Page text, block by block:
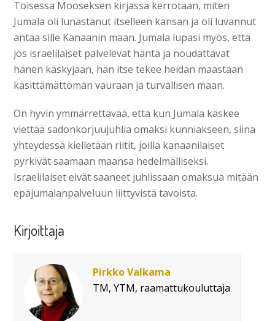
Toisessa Mooseksen kirjassa kerrotaan, miten
Jumala oli lunastanut itselleen kansan ja oli luvannut
antaa sille Kanaanin maan. Jumala lupasi myös, että
jos israelilaiset palvelevat häntä ja noudattavat
hänen käskyjään, hän itse tekee heidän maastaan
käsittämättömän vauraan ja turvallisen maan.
On hyvin ymmärrettävää, että kun Jumala käskee
viettää sadonkorjuujuhlia omaksi kunniakseen, siinä
yhteydessä kielletään riitit, joilla kanaanilaiset
pyrkivät saamaan maansa hedelmälliseksi.
Israelilaiset eivät saaneet juhlissaan omaksua mitään
epäjumalanpalveluun liittyvistä tavoista.
Kirjoittaja
Pirkko Valkama
TM, YTM, raamattukouluttaja